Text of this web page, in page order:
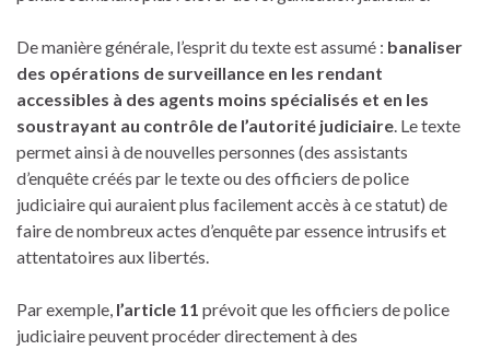
De manière générale, l’esprit du texte est assumé : banaliser
des opérations de surveillance en les rendant
accessibles à des agents moins spécialisés et en les
soustrayant au contrôle de l’autorité judiciaire. Le texte
permet ainsi à de nouvelles personnes (des assistants
d’enquête créés par le texte ou des officiers de police
judiciaire qui auraient plus facilement accès à ce statut) de
faire de nombreux actes d’enquête par essence intrusifs et
attentatoires aux libertés.
Par exemple, l’article 11 prévoit que les officiers de police
judiciaire peuvent procéder directement à des